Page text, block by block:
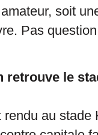
soit
Pas
retrouve le
rendu au stade